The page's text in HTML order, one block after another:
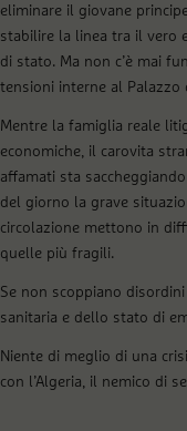
eliminare il giovane
stabilire la linea tra il vero
di stato. Ma non c’è mai
tensioni interne al
Mentre la famiglia reale
economiche, il carovita
affamati sta
del giorno la grave
circolazione mettono in
quelle più fragili.
Se non scoppiano
sanitaria e dello stato di
Niente di meglio di una
con l’Algeria, il nemico di